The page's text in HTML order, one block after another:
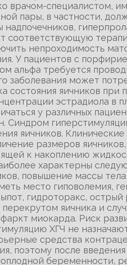
врачом-специалистом,
пары, в частности,
соответствующую
непроходимость
У пациентов с
альфа требуется
заболевания может
яичников при
эстрадиола в
у различных
яичников.
размеров
к накоплению
характерны
повышение массы
место гиповолемия,
гидроторакс,
яичника и
миокарда. Риск
ХГЧ не
средства
поэтому после
беременности,